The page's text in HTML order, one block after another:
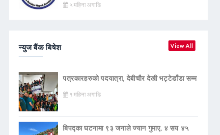
५ महिना अगाडि
न्युज बैंक बिषेश View All
पत्रकारहरुको पदयात्रा, देबीचौर देखी भट्टेडाँडा सम्म
१ महिना अगाडि
बिपद्का घटनामा ९३ जनाले ज्यान गुमाए, ४ सय ४५